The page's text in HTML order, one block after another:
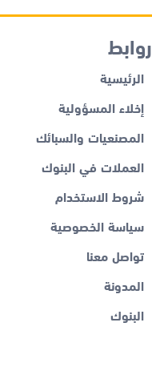
روابط
الرئيسية
إخلاء المسؤولية
المصنعيات والسبائك
العملات في البنوك
شروط الاستخدام
سياسة الخصوصية
تواصل معنا
المدونة
البنوك